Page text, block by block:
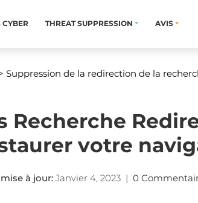
CYBER THREAT SUPPRESSION AVIS
Suppression de la redirection de la
Recherche
votre
à jour: Janvier 4, 2023 | 0